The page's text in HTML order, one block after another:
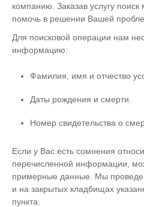
компанию. Заказав услугу
помочь в решении Вашей
Для поисковой операции нам
информацию:
Фамилия, имя и отчество
Даты рождения и смерти.
Номер свидетельства о
Если у Вас есть сомнения
перечисленной информации,
примерные данные. Мы
и на закрытых кладбищах
пункта.